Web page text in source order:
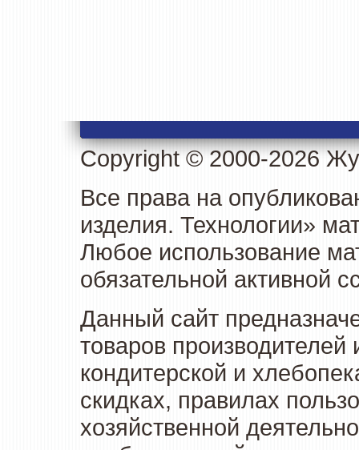
Copyright © 2000-2026
Все права на
изделия. Технологии»
Любое использование
обязательной активной
Данный сайт
товаров
кондитерской и
скидках, правилах
хозяйственной